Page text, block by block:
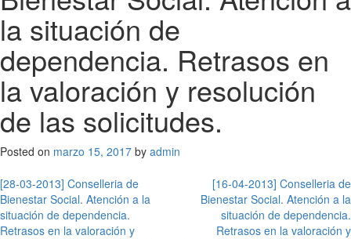
la situación de
dependencia. Retrasos en
la valoración y resolución
de las solicitudes.
Posted on marzo 15, 2017 by admin
Navegación
de
[28-03-2013] Conselleria de
Bienestar Social. Atención a la
situación de dependencia.
Retrasos en la valoración y
[16-04-2013] Conselleria de
Bienestar Social. Atención a la
situación de dependencia.
Retrasos en la valoración y